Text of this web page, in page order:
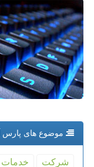
موضوع های
شركت خدمات